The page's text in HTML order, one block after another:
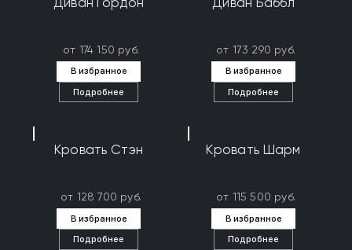
Диван Гордон
от 174 150 руб.
В избранное
Подробнее
Диван Баббл
от 173 290 руб.
В избранное
Подробнее
Кровать Стэн
от 128 700 руб.
В избранное
Подробнее
Кровать Шарм
от 115 500 руб.
В избранное
Подробнее